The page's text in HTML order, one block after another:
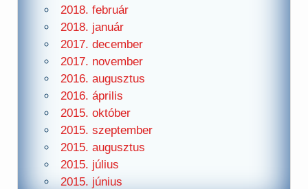
2018. február
2018. január
2017. december
2017. november
2016. augusztus
2016. április
2015. október
2015. szeptember
2015. augusztus
2015. július
2015. június